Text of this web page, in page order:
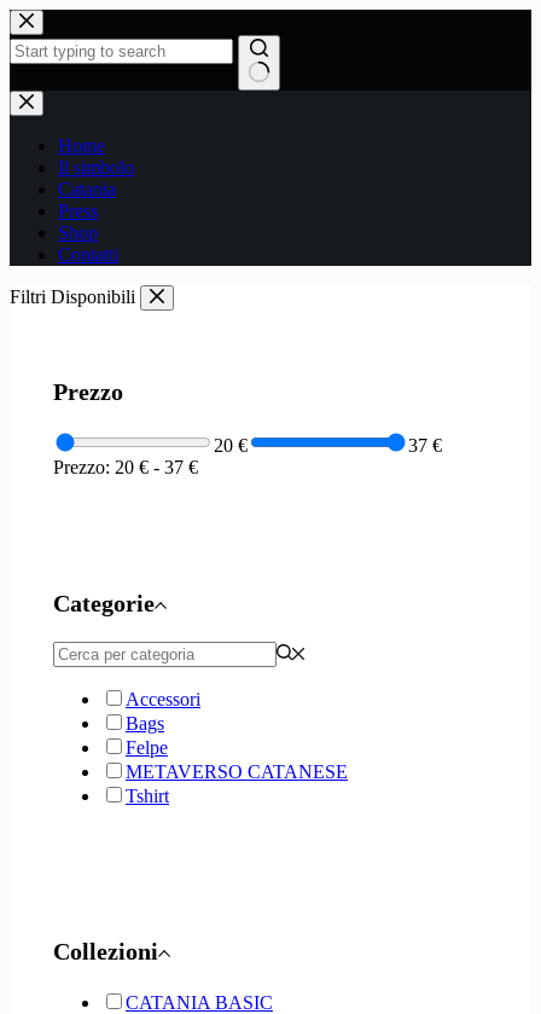
Salta
al
contenuto
Nessun
risultato
Home
Il simbolo
Catania
Press
Shop
Contatti
Filtri Disponibili
Prezzo
20 €
37 €
Prezzo: 20 € - 37 €
Categorie
Accessori
Bags
Felpe
METAVERSO CATANESE
Tshirt
Collezioni
CATANIA BASIC